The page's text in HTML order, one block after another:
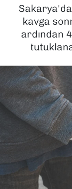
kavga
ardından
MAGAZİN
POLİTİKA
SAĞLIK
SPOR
YAŞAM
YEREL
Haber